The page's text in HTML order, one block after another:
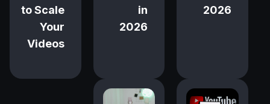
2026
in
2026
to Scale
Your
Videos